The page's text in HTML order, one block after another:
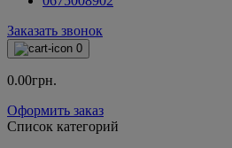
Заказать звонок
0
0.00грн.
Оформить заказ
Список категорий